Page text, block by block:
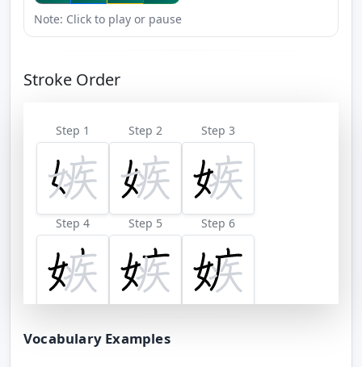
Note: Click to play or pause
Stroke Order
Step 1 Step 2 Step 3
Step 4 Step 5 Step 6
Vocabulary Examples